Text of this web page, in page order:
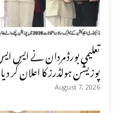
پوزیشن ہولڈرز کا اعلان کر دیا
August 7, 2026